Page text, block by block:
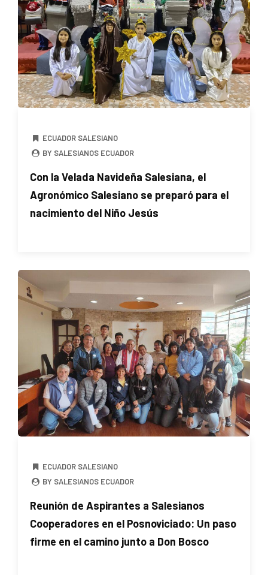
ECUADOR SALESIANO
BY SALESIANOS ECUADOR
Con la Velada Navideña Salesiana, el
Agronómico Salesiano se preparó para el
nacimiento del Niño Jesús
ECUADOR SALESIANO
BY SALESIANOS ECUADOR
Reunión de Aspirantes a Salesianos
Cooperadores en el Posnoviciado: Un paso
firme en el camino junto a Don Bosco